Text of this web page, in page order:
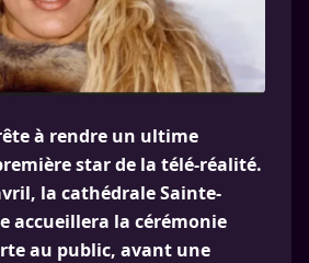
à rendre un ultime
star de la télé-réalité.
la cathédrale Sainte-
accueillera la cérémonie
au public, avant une